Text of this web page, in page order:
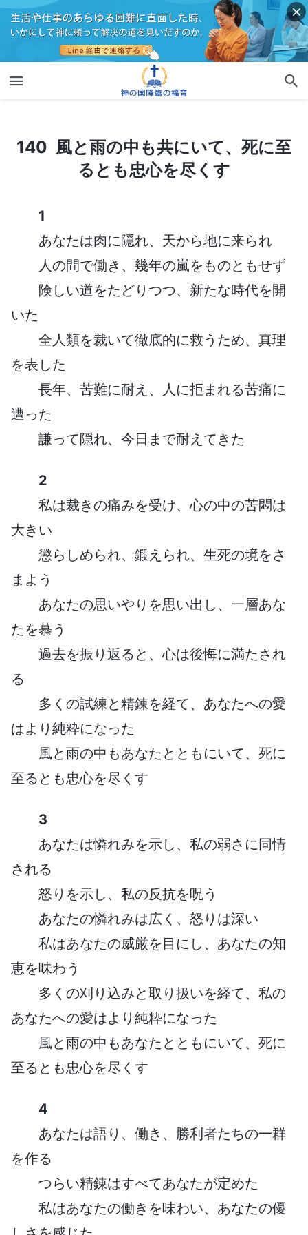
140 風と雨の中も共にいて、死に至るとも忠心を尽くす
140 風と雨の中も共にいて、死に至
るとも忠心を尽くす
1
あなたは肉に隠れ、天から地に来られ
人の間で働き、幾年の嵐をものともせず
険しい道をたどりつつ、新たな時代を開
いた
全人類を裁いて徹底的に救うため、真理
を表した
長年、苦難に耐え、人に拒まれる苦痛に
遭った
謙って隠れ、今日まで耐えてきた
2
私は裁きの痛みを受け、心の中の苦悶は
大きい
懲らしめられ、鍛えられ、生死の境をさ
まよう
あなたの思いやりを思い出し、一層あな
たを慕う
過去を振り返ると、心は後悔に満たされ
る
多くの試練と精錬を経て、あなたへの愛
はより純粋になった
風と雨の中もあなたとともにいて、死に
至るとも忠心を尽くす
3
あなたは憐れみを示し、私の弱さに同情
される
怒りを示し、私の反抗を呪う
あなたの憐れみは広く、怒りは深い
私はあなたの威厳を目にし、あなたの知
恵を味わう
多くの刈り込みと取り扱いを経て、私の
あなたへの愛はより純粋になった
風と雨の中もあなたとともにいて、死に
至るとも忠心を尽くす
4
あなたは語り、働き、勝利者たちの一群
を作る
つらい精錬はすべてあなたが定めた
私はあなたの働きを味わい、あなたの優